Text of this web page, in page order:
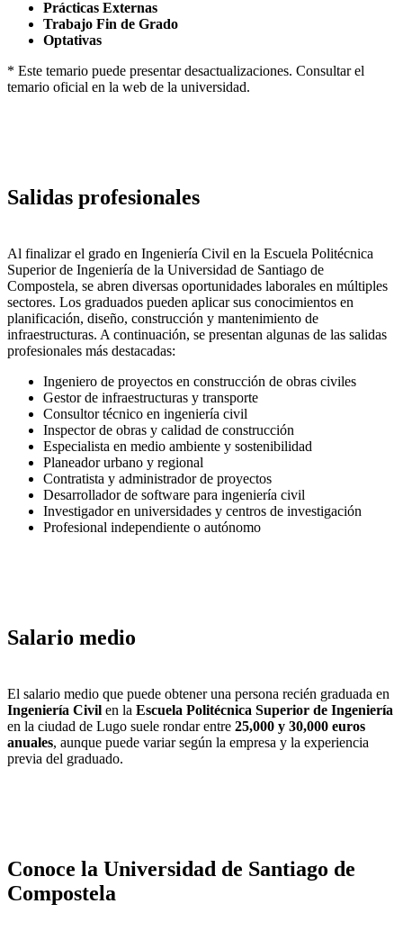
Prácticas Externas
Trabajo Fin de Grado
Optativas
* Este temario puede presentar desactualizaciones. Consultar el
temario oficial en la web de la universidad.
Salidas profesionales
Al finalizar el grado en Ingeniería Civil en la Escuela Politécnica
Superior de Ingeniería de la Universidad de Santiago de
Compostela, se abren diversas oportunidades laborales en múltiples
sectores. Los graduados pueden aplicar sus conocimientos en
planificación, diseño, construcción y mantenimiento de
infraestructuras. A continuación, se presentan algunas de las salidas
profesionales más destacadas:
Ingeniero de proyectos en construcción de obras civiles
Gestor de infraestructuras y transporte
Consultor técnico en ingeniería civil
Inspector de obras y calidad de construcción
Especialista en medio ambiente y sostenibilidad
Planeador urbano y regional
Contratista y administrador de proyectos
Desarrollador de software para ingeniería civil
Investigador en universidades y centros de investigación
Profesional independiente o autónomo
Salario medio
El salario medio que puede obtener una persona recién graduada en
Ingeniería Civil en la Escuela Politécnica Superior de Ingeniería
en la ciudad de Lugo suele rondar entre 25,000 y 30,000 euros
anuales, aunque puede variar según la empresa y la experiencia
previa del graduado.
Conoce la Universidad de Santiago de
Compostela